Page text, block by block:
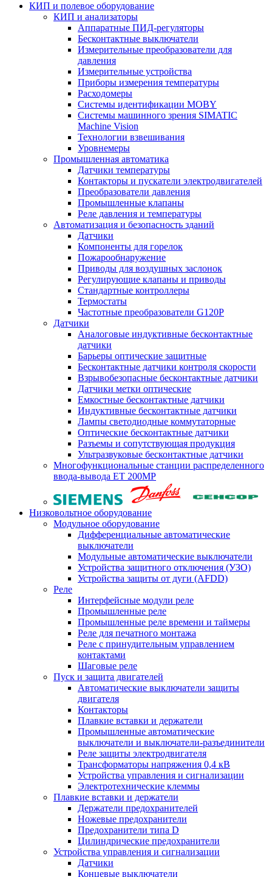
КИП и полевое оборудование
КИП и анализаторы
Аппаратные ПИД-регуляторы
Бесконтактные выключатели
Измерительные преобразователи для
давления
Измерительные устройства
Приборы измерения температуры
Расходомеры
Системы идентификации MOBY
Системы машинного зрения SIMATIC
Machine Vision
Технологии взвешивания
Уровнемеры
Промышленная автоматика
Датчики температуры
Контакторы и пускатели электродвигателей
Преобразователи давления
Промышленные клапаны
Реле давления и температуры
Автоматизация и безопасность зданий
Датчики
Компоненты для горелок
Пожарообнаружение
Приводы для воздушных заслонок
Регулирующие клапаны и приводы
Стандартные контроллеры
Термостаты
Частотные преобразователи G120P
Датчики
Аналоговые индуктивные бесконтактные
датчики
Барьеры оптические защитные
Бесконтактные датчики контроля скорости
Взрывобезопасные бесконтактные датчики
Датчики метки оптические
Емкостные бесконтактные датчики
Индуктивные бесконтактные датчики
Лампы светодиодные коммутаторные
Оптические бесконтактные датчики
Разъемы и сопутствующая продукция
Ультразвуковые бесконтактные датчики
Многофункциональные станции распределенного
ввода-вывода ET 200MP
Низковольтное оборудование
Модульное оборудование
Дифференциальные автоматические
выключатели
Модульные автоматические выключатели
Устройства защитного отключения (УЗО)
Устройства защиты от дуги (AFDD)
Реле
Интерфейсные модули реле
Промышленные реле
Промышленные реле времени и таймеры
Реле для печатного монтажа
Реле с принудительным управлением
контактами
Шаговые реле
Пуск и защита двигателей
Автоматические выключатели защиты
двигателя
Контакторы
Плавкие вставки и держатели
Промышленные автоматические
выключатели и выключатели-разъединители
Реле защиты электродвигателя
Трансформаторы напряжения 0,4 кВ
Устройства управления и сигнализации
Электротехнические клеммы
Плавкие вставки и держатели
Держатели предохранителей
Ножевые предохранители
Предохранители типа D
Цилиндрические предохранители
Устройства управления и сигнализации
Датчики
Концевые выключатели